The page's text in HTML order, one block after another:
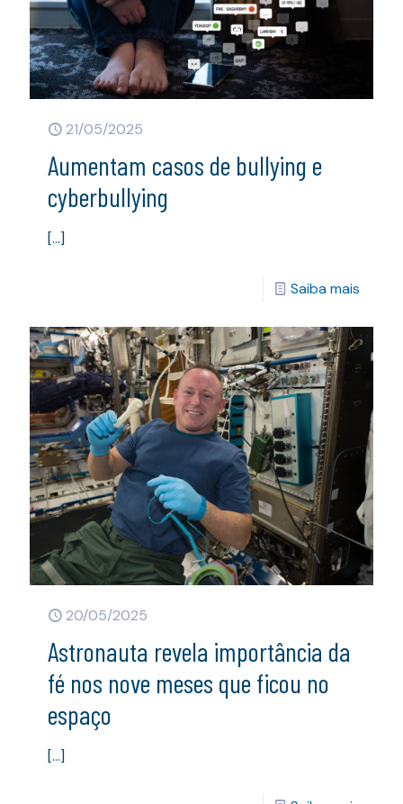
21/05/2025
Aumentam casos de bullying e
cyberbullying
[…]
Saiba mais
20/05/2025
Astronauta revela importância da
fé nos nove meses que ficou no
espaço
[…]